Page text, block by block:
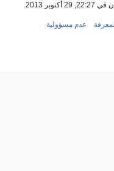
عدم مسؤولية